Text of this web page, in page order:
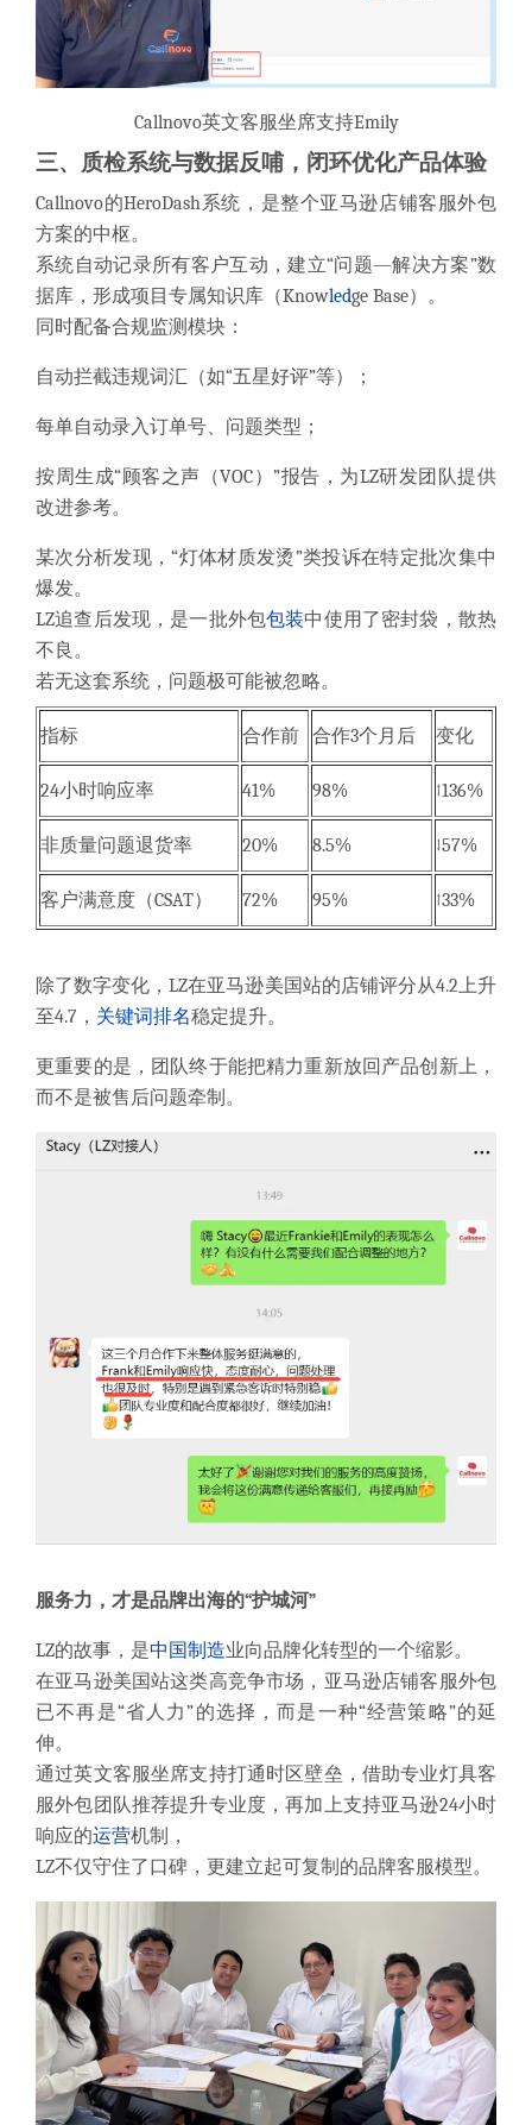
Callnovo英文客服坐席支持Emily
三、质检系统与数据反哺，闭环优化产品体验
Callnovo的HeroDash系统，是整个亚马逊店铺客服外包
方案的中枢。
系统自动记录所有客户互动，建立“问题—解决方案”数
据库，形成项目专属知识库（Knowledge Base）。
同时配备合规监测模块：
自动拦截违规词汇（如“五星好评”等）；
每单自动录入订单号、问题类型；
按周生成“顾客之声（VOC）”报告，为LZ研发团队提供
改进参考。
某次分析发现，“灯体材质发烫”类投诉在特定批次集中
爆发。
LZ追查后发现，是一批外包包装中使用了密封袋，散热
不良。
若无这套系统，问题极可能被忽略。
指标 合作前 合作3个月后 变化
24小时响应率 41% 98% ↑136%
非质量问题退货率 20% 8.5% ↓57%
客户满意度（CSAT） 72% 95% ↑33%
除了数字变化，LZ在亚马逊美国站的店铺评分从4.2上升
至4.7， 关键词排名稳定提升。
更重要的是，团队终于能把精力重新放回产品创新上，
而不是被售后问题牵制。
服务力，才是品牌出海的“护城河”
LZ的故事，是中国制造业向品牌化转型的一个缩影。
在亚马逊美国站这类高竞争市场，亚马逊店铺客服外包
已不再是“省人力”的选择，而是一种“经营策略”的延
伸。
通过英文客服坐席支持打通时区壁垒，借助专业灯具客
服外包团队推荐提升专业度，再加上支持亚马逊24小时
响应的运营机制，
LZ不仅守住了口碑，更建立起可复制的品牌客服模型。